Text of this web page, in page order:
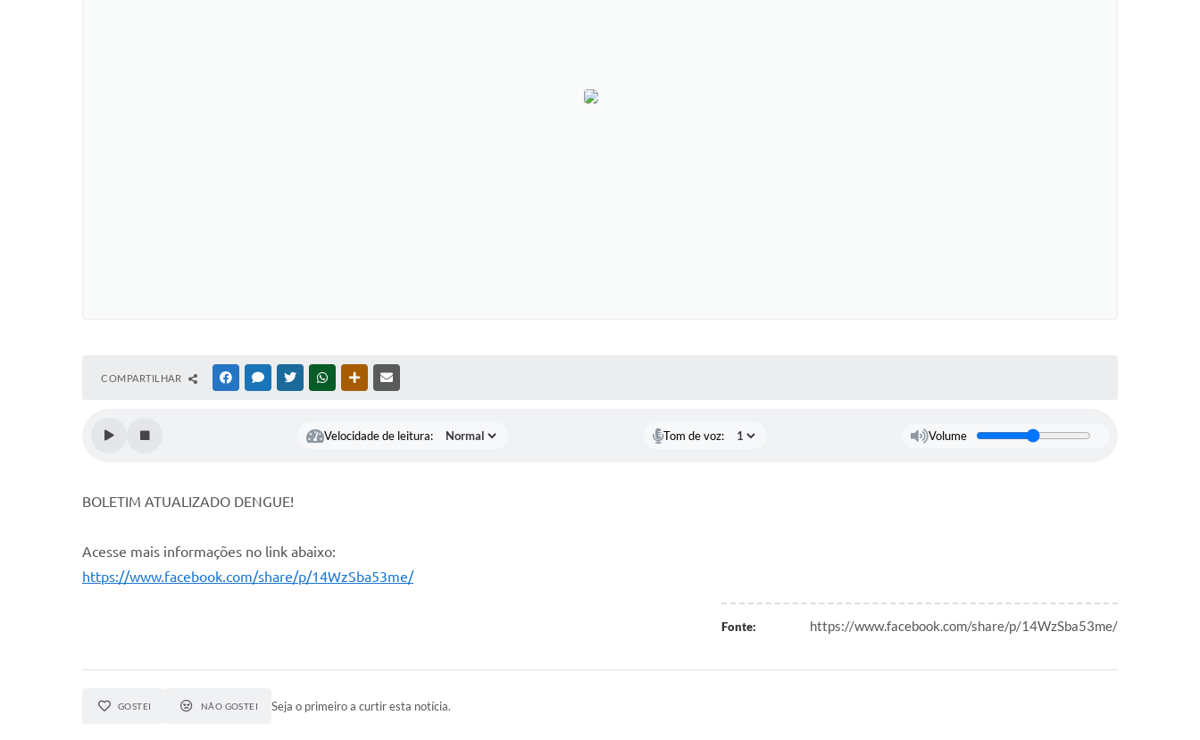
COMPARTILHAR FACEBOOKMESSENGER
TWITTERWHATSAPPOUTRAS MÍDIAS
Velocidade de leitura: Tom de voz: Volume
BOLETIM ATUALIZADO DENGUE!
Acesse mais informações no link abaixo:
https://www.facebook.com/share/p/14WzSba53me/
Fonte: https://www.facebook.com/share/p/14WzSba53me/
GOSTEI NÃO GOSTEI Seja o primeiro a curtir esta notícia.